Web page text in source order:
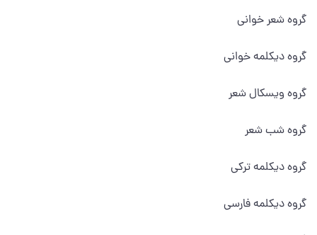
گروه شعر خوانی
گروه دیکلمه خوانی
گروه ویسکال شعر
گروه شب شعر
گروه دیکلمه ترکی
گروه دیکلمه فارسی